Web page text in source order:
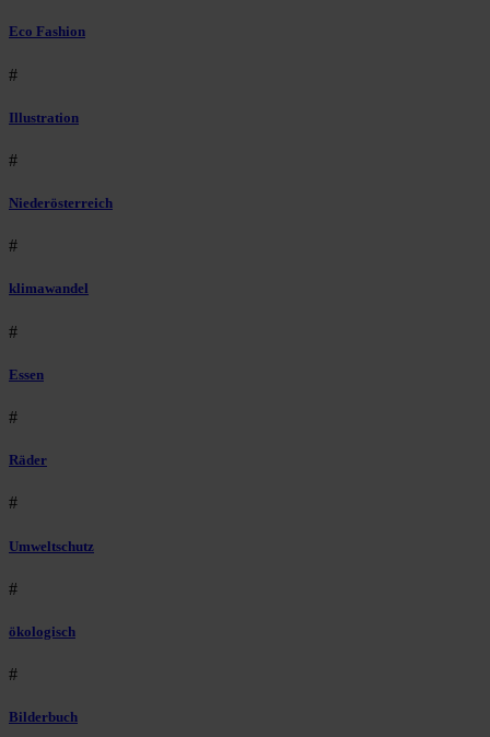
Eco Fashion
#
Illustration
#
Niederösterreich
#
klimawandel
#
Essen
#
Räder
#
Umweltschutz
#
ökologisch
#
Bilderbuch